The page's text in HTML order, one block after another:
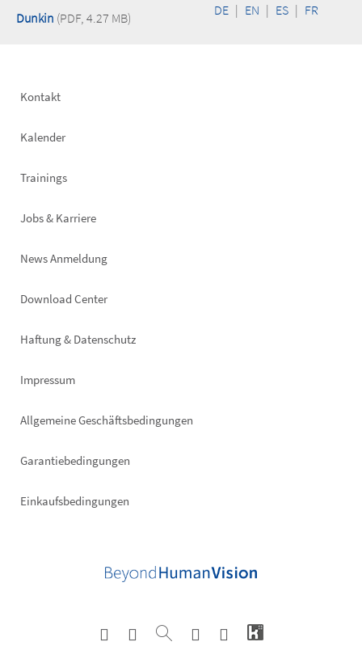
Dunkin (PDF, 4.27 MB) DE | EN | ES | FR
Footer
Kontakt
Kalender
Trainings
Jobs & Karriere
News Anmeldung
Footer
Download Center
Haftung & Datenschutz
Impressum
Allgemeine Geschäftsbedingungen
Garantiebedingungen
Einkaufsbedingungen